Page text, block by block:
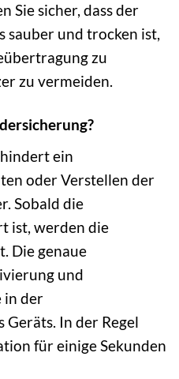
Sie sicher, dass der
sauber und trocken ist,
zu
zu vermeiden.
ein
oder Verstellen der
Sobald die
ist, werden die
Die genaue
und
in der
Geräts. In der Regel
für einige Sekunden